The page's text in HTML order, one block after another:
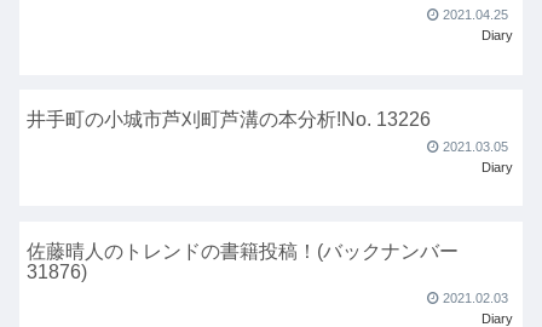
2021.04.25
Diary
井手町の小城市芦刈町芦溝の本分析!No. 13226
2021.03.05
Diary
佐藤晴人のトレンドの書籍投稿！(バックナンバー
31876)
2021.02.03
Diary